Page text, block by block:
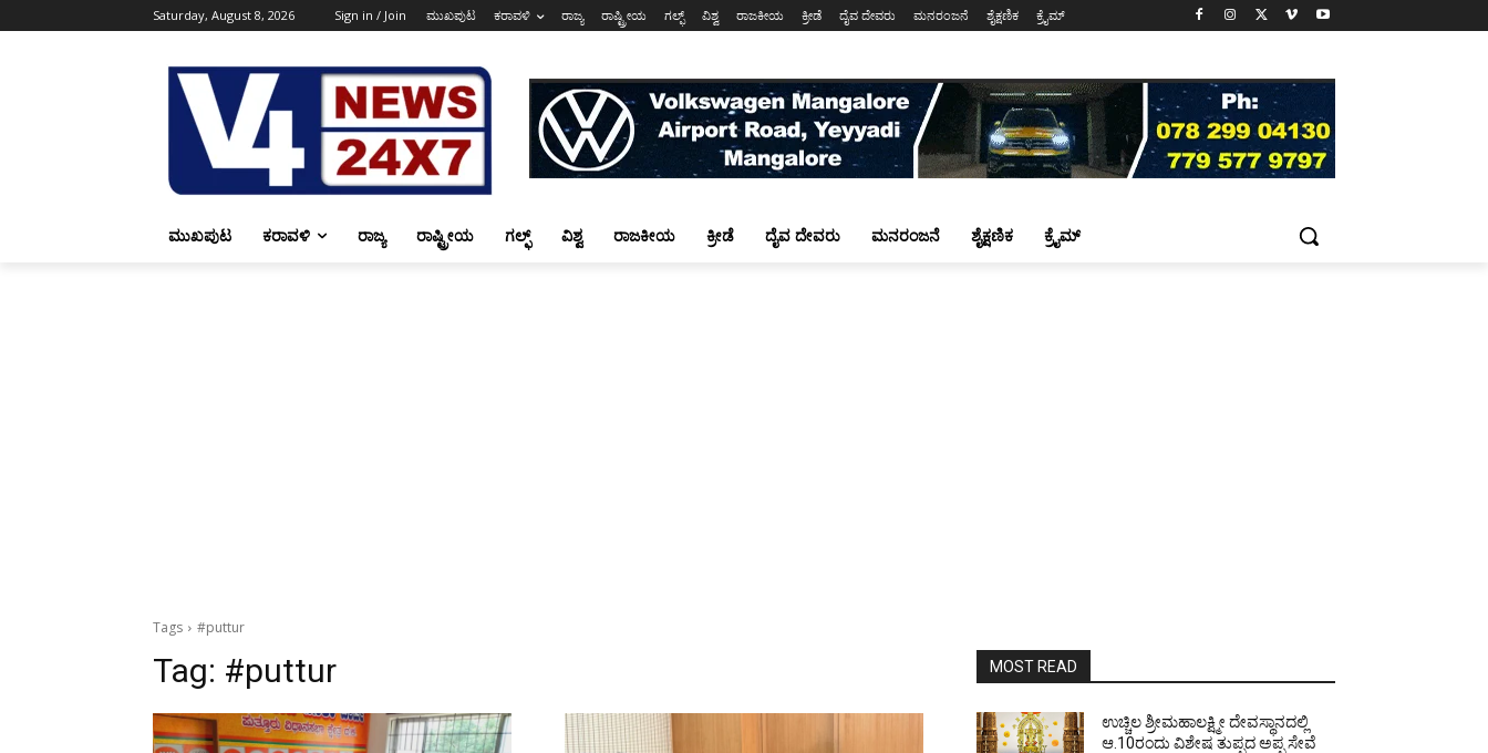
Saturday, August 8, 2026 Sign in / Join ಮುಖಪುಟ ಕರಾವಳಿ ರಾಜ್ಯ ರಾಷ್ಟ್ರೀಯ ಗಲ್ಫ್ ವಿಶ್ವ ರಾಜಕೀಯ ಕ್ರೀಡೆ ದೈವ ದೇವರು ಮನರಂಜನೆ ಶೈಕ್ಷಣಿಕ ಕ್ರೈಮ್
ಮುಖಪುಟ ಕರಾವಳಿ ರಾಜ್ಯ ರಾಷ್ಟ್ರೀಯ ಗಲ್ಫ್ ವಿಶ್ವ ರಾಜಕೀಯ ಕ್ರೀಡೆ ದೈವ ದೇವರು ಮನರಂಜನೆ ಶೈಕ್ಷಣಿಕ ಕ್ರೈಮ್
Tags #puttur
Tag: #puttur MOST READ
ಉಚ್ಚಿಲ ಶ್ರೀಮಹಾಲಕ್ಷ್ಮೀ ದೇವಸ್ಥಾನದಲ್ಲಿ
ಆ.10ರಂದು ವಿಶೇಷ ತುಪ್ಪದ ಅಪ್ಪ ಸೇವೆ